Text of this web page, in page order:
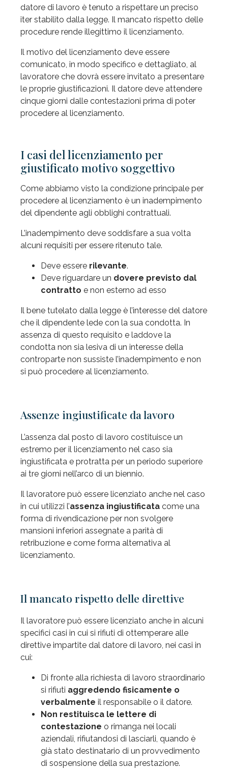
datore di lavoro è tenuto a rispettare un preciso
iter stabilito dalla legge. Il mancato rispetto delle
procedure rende illegittimo il licenziamento.
Il motivo del licenziamento deve essere
comunicato, in modo specifico e dettagliato, al
lavoratore che dovrà essere invitato a presentare
le proprie giustificazioni. Il datore deve attendere
cinque giorni dalle contestazioni prima di poter
procedere al licenziamento.
I casi del licenziamento per
giustificato motivo soggettivo
Come abbiamo visto la condizione principale per
procedere al licenziamento è un inadempimento
del dipendente agli obblighi contrattuali.
L’inadempimento deve soddisfare a sua volta
alcuni requisiti per essere ritenuto tale.
Deve essere rilevante.
Deve riguardare un dovere previsto dal
contratto e non esterno ad esso
Il bene tutelato dalla legge è l’interesse del datore
che il dipendente lede con la sua condotta. In
assenza di questo requisito e laddove la
condotta non sia lesiva di un interesse della
controparte non sussiste l’inadempimento e non
si può procedere al licenziamento.
Assenze ingiustificate da lavoro
L’assenza dal posto di lavoro costituisce un
estremo per il licenziamento nel caso sia
ingiustificata e protratta per un periodo superiore
ai tre giorni nell’arco di un biennio.
Il lavoratore può essere licenziato anche nel caso
in cui utilizzi l’assenza ingiustificata come una
forma di rivendicazione per non svolgere
mansioni inferiori assegnate a parità di
retribuzione e come forma alternativa al
licenziamento.
Il mancato rispetto delle direttive
Il lavoratore può essere licenziato anche in alcuni
specifici casi in cui si rifiuti di ottemperare alle
direttive impartite dal datore di lavoro, nei casi in
cui:
Di fronte alla richiesta di lavoro straordinario
si rifiuti aggredendo fisicamente o
verbalmente il responsabile o il datore.
Non restituisca le lettere di
contestazione o rimanga nei locali
aziendali, rifiutandosi di lasciarli, quando è
già stato destinatario di un provvedimento
di sospensione della sua prestazione.